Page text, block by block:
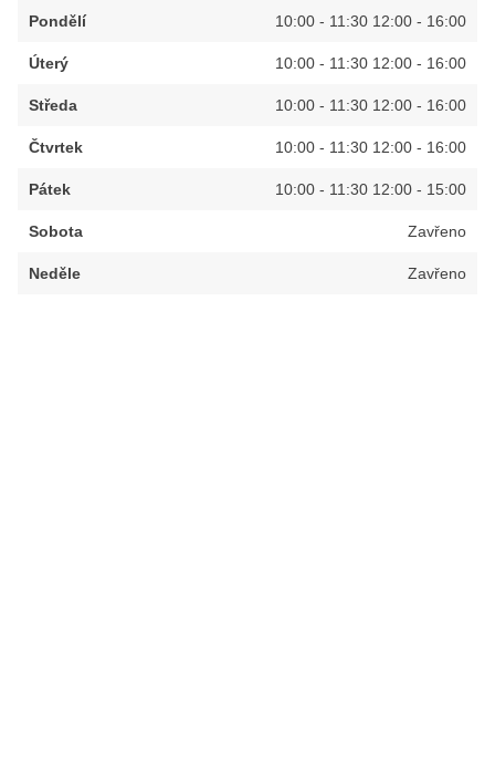
Pondělí 10:00 - 11:30 12:00 - 16:00
Úterý 10:00 - 11:30 12:00 - 16:00
Středa 10:00 - 11:30 12:00 - 16:00
Čtvrtek 10:00 - 11:30 12:00 - 16:00
Pátek 10:00 - 11:30 12:00 - 15:00
Sobota Zavřeno
Neděle Zavřeno